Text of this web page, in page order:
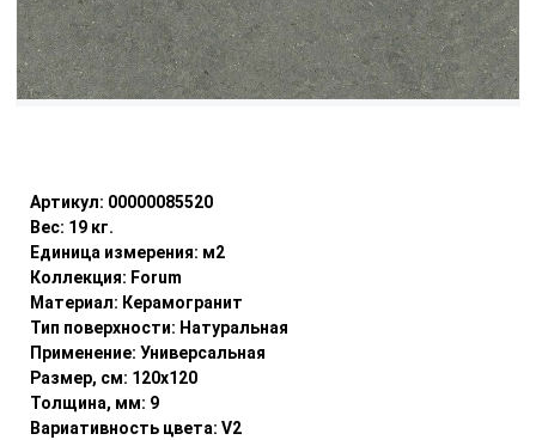
Артикул: 00000085520
Вес: 19 кг.
Единица измерения: м2
Коллекция: Forum
Материал: Керамогранит
Тип поверхности: Натуральная
Применение: Универсальная
Размер, см: 120x120
Толщина, мм: 9
Вариативность цвета: V2